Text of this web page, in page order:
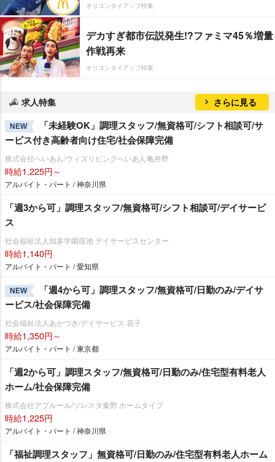
オリコンタイアップ特集
デカすぎ都市伝説発生!?ファミマ45％増量
作戦再来
オリコンタイアップ特集
求人特集 さらに見る
NEW
「未経験OK」調理スタッフ/無資格可/シフト相談可/サ
ービス付き高齢者向け住宅/社会保障完備
株式会社へいあん/ウィズリビングへいあん亀井野
時給1,225円～
アルバイト・パート / 神奈川県
「週3から可」調理スタッフ/無資格可/シフト相談可/デイサービ
ス
社会福祉法人知多学園葭池 デイサービスセンター
時給1,140円
アルバイト・パート / 愛知県
NEW
「週4から可」調理スタッフ/無資格可/日勤のみ/デイサ
ービス/社会保障完備
社会福祉法人あかつき/デイサービス 花子
時給1,350円～
アルバイト・パート / 東京都
「週2から可」調理スタッフ/無資格可/日勤のみ/住宅型有料老人
ホーム/社会保障完備
株式会社アプルール/ソレスタ秦野 ホームタイプ
時給1,225円
アルバイト・パート / 神奈川県
「福祉調理スタッフ」無資格可/日勤のみ/住宅型有料老人ホーム